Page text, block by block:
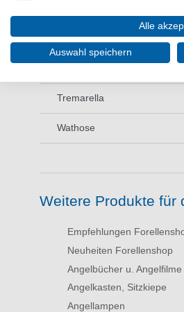
Rutentasche
Tremarella
Wathose
Weitere Produkte für
Empfehlungen
Neuheiten Forellenshop
Angelbücher u. Angelfilme
Angelkasten, Sitzkiepe
Angellampen
Alle
Auswahl speichern